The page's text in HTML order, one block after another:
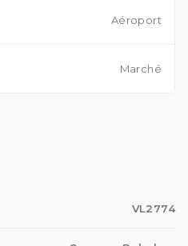
Aéroport
Marché
VL2774